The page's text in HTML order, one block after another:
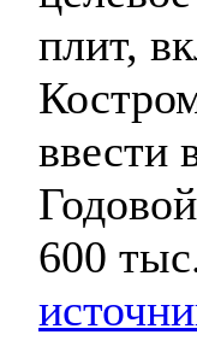
плит,
ввести
600